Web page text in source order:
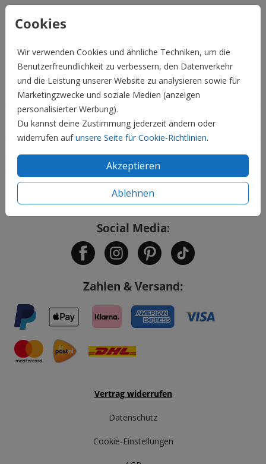
Cookies
Wir verwenden Cookies und ähnliche Techniken, um die
Benutzerfreundlichkeit zu verbessern, den Datenverkehr
und die Leistung unserer Website zu analysieren sowie für
Marketingzwecke und soziale Medien (anzeigen
personalisierter Werbung).
Du kannst deine Zustimmung jederzeit ändern oder
widerrufen aufunsere Seite für Cookie-Richtlinien.
Akzeptieren
Ablehnen
BESCHREIBUNG
Preis:0,45 € für 1
Hochzeit
Familie & Feiertage
Informationen
Social Media:
Zahlen & Versand:
Vertrag widerrufen
Datenschutz
Cookie-Einstellungen